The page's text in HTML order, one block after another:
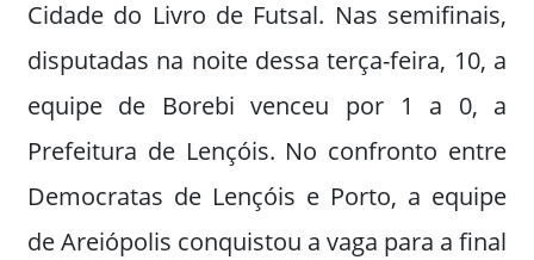
Cidade do Livro de Futsal. Nas semifinais,
disputadas na noite dessa terça-feira, 10, a
equipe de Borebi venceu por 1 a 0, a
Prefeitura de Lençóis. No confronto entre
Democratas de Lençóis e Porto, a equipe
de Areiópolis conquistou a vaga para a final